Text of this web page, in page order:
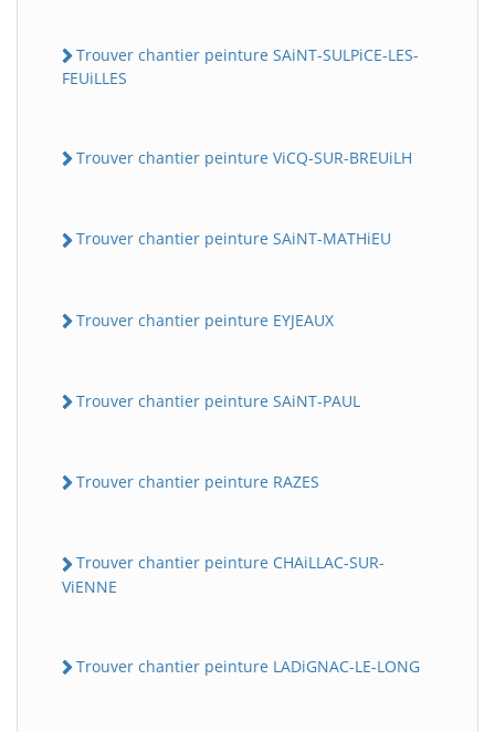
Trouver chantier peinture SAiNT-SULPiCE-LES-
FEUiLLES
Trouver chantier peinture ViCQ-SUR-BREUiLH
Trouver chantier peinture SAiNT-MATHiEU
Trouver chantier peinture EYJEAUX
Trouver chantier peinture SAiNT-PAUL
Trouver chantier peinture RAZES
Trouver chantier peinture CHAiLLAC-SUR-
ViENNE
Trouver chantier peinture LADiGNAC-LE-LONG